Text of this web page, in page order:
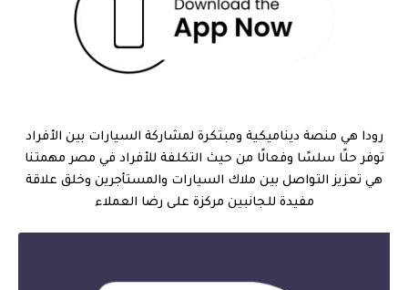
رودا هي منصة ديناميكية ومبتكرة لمشاركة السيارات بين الأفراد
توفر حلًا سلسًا وفعالًا من حيث التكلفة للأفراد في مصر مهمتنا
هي تعزيز التواصل بين ملاك السيارات والمستأجرين وخلق علاقة
مفيدة للجانبين مركزة على رضا العملاء